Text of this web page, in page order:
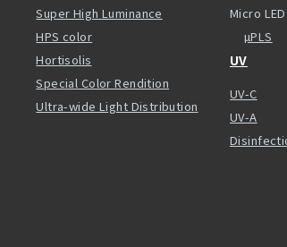
Super High Luminance
HPS color
Hortisolis
Special Color Rendition
Ultra-wide Light Distribution
Micro LED
µPLS
UV
UV-C
UV-A